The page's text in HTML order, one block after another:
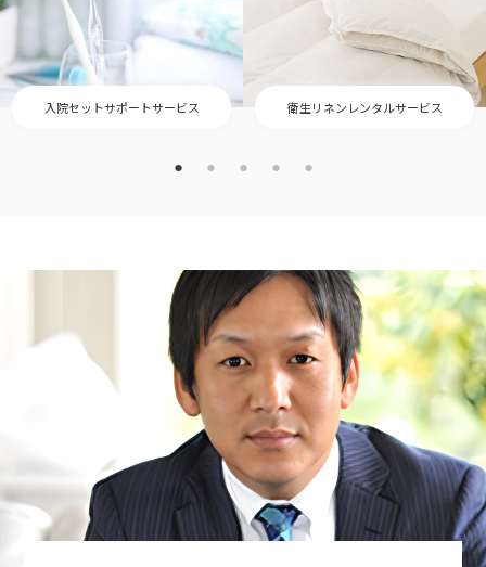
入院セットサポートサービス 衛生リネンレンタルサービス